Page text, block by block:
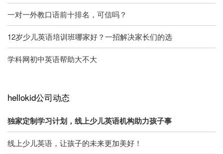
一对一外教口语前十排名，可信吗？
12岁少儿英语培训班哪家好？一招解决家长们的选
学科网初中英语帮助大不大
hellokid公司动态
独家定制学习计划，线上少儿英语机构助力孩子事
线上少儿英语，让孩子的未来更加美好！